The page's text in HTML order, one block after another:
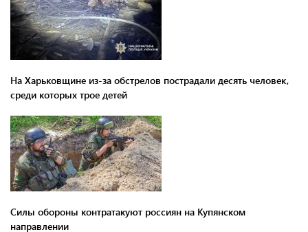
На Харьковщине из-за обстрелов пострадали десять человек,
среди которых трое детей
Силы обороны контратакуют россиян на Купянском
направлении